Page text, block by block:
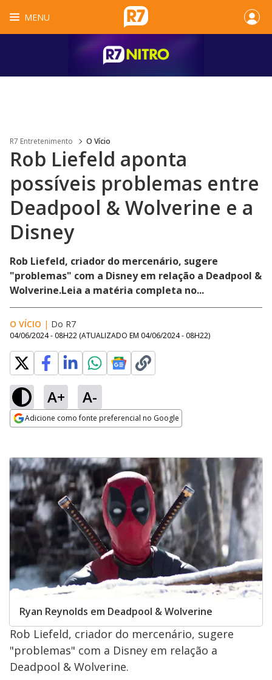
MENU
R7 Entretenimento O Vício
Rob Liefeld aponta
possíveis problemas entre
Deadpool & Wolverine e a
Disney
Rob Liefeld, criador do mercenário, sugere
"problemas" com a Disney em relação a Deadpool &
Wolverine.Leia a matéria completa no...
O VÍCIO | Do R7
04/06/2024 - 08H22 (ATUALIZADO EM 04/06/2024 - 08H22)
A+ A-
Adicione como fonte preferencial no Google
Ryan Reynolds em Deadpool & Wolverine
Rob Liefeld, criador do mercenário, sugere
"problemas" com a Disney em relação a
Deadpool & Wolverine.